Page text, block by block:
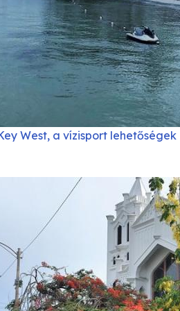
West, a vízisport